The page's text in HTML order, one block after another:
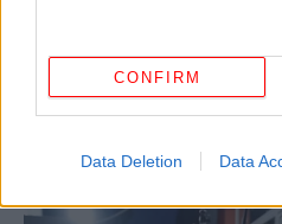
CONFIRM
Data Deletion Data
τοξικό και καταγγελτικό
τελικά. Αλλά και για ήττα
που βυθίστηκε στη